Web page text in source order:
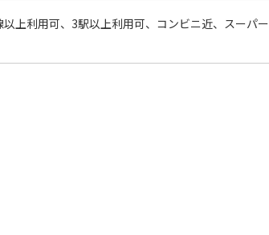
上利用可、3駅以上利用可、コンビニ近、スーパー